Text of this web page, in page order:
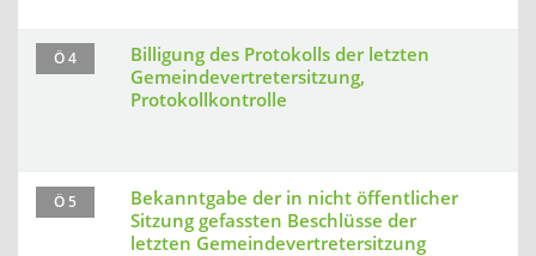
Ö 4
Billigung des Protokolls der letzten
Gemeindevertretersitzung,
Protokollkontrolle
Ö 5
Bekanntgabe der in nicht öffentlicher
Sitzung gefassten Beschlüsse der
letzten Gemeindevertretersitzung